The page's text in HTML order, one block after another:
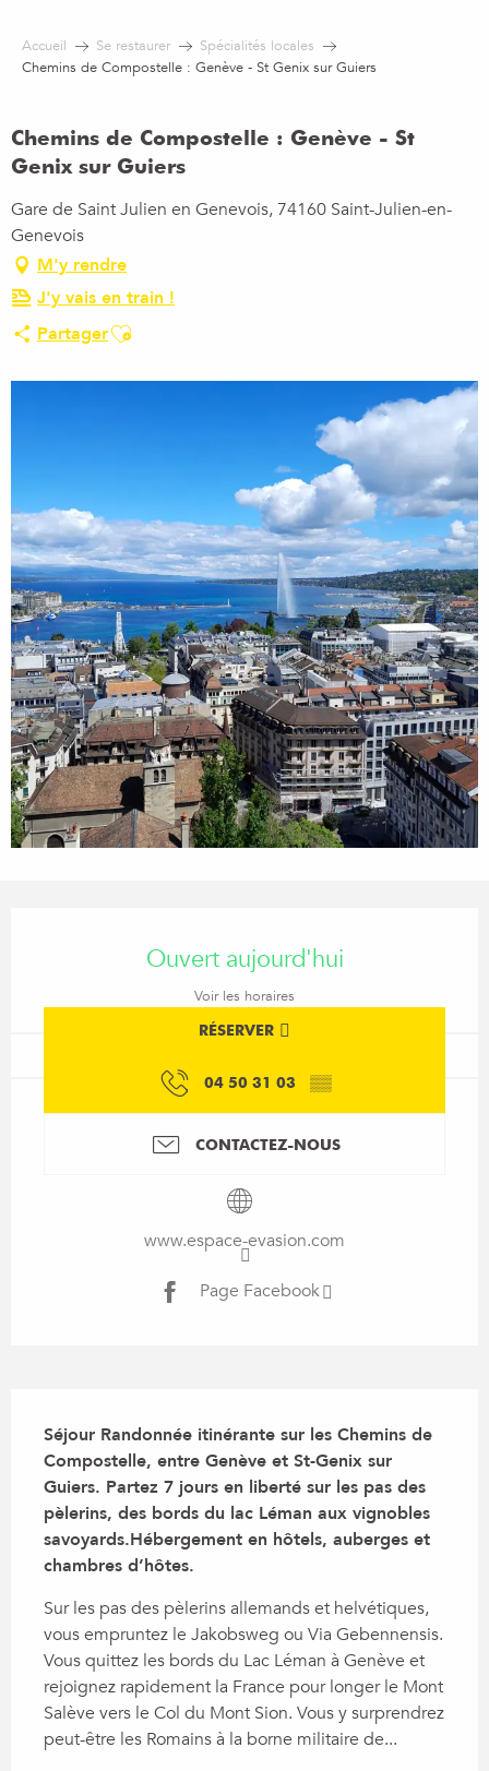
contenu
Accueil Se restaurer
Spécialités locales
Chemins de Compostelle : Genève - St Genix sur Guiers
Chemins de Compostelle : Genève - St
Genix sur Guiers
Gare de Saint Julien en Genevois, 74160 Saint-Julien-en-
Genevois
M'y rendre
J'y vais en train !
PartagerAjouter aux favoris
Ouvert aujourd'hui
Voir les horaires
RÉSERVER
04 50 31 03 ▒▒
CONTACTEZ-NOUS
www.espace-evasion.com
Page Facebook
Séjour Randonnée itinérante sur les Chemins de
Compostelle, entre Genève et St-Genix sur
Guiers. Partez 7 jours en liberté sur les pas des
pèlerins, des bords du lac Léman aux vignobles
savoyards.Hébergement en hôtels, auberges et
chambres d’hôtes.
Sur les pas des pèlerins allemands et helvétiques,
vous empruntez le Jakobsweg ou Via Gebennensis.
Vous quittez les bords du Lac Léman à Genève et
rejoignez rapidement la France pour longer le Mont
Salève vers le Col du Mont Sion. Vous y surprendrez
peut-être les Romains à la borne militaire de...